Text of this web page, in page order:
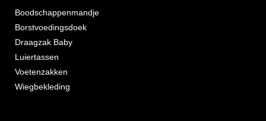
Boodschappenmandje
Borstvoedingsdoek
Draagzak Baby
Luiertassen
Voetenzakken
Wiegbekleding